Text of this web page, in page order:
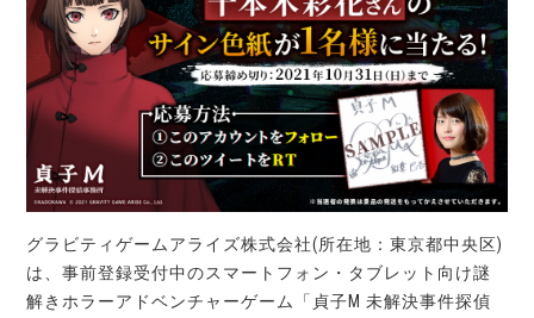
グラビティゲームアライズ株式会社(所在地：東京都中央区)
は、事前登録受付中のスマートフォン・タブレット向け謎
解きホラーアドベンチャーゲーム「貞子M 未解決事件探偵